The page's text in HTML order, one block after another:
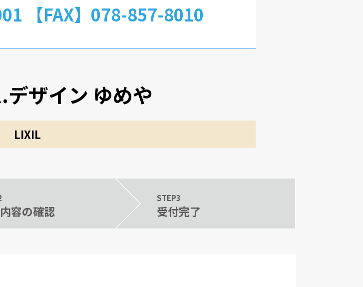
【FAX】078-857-8010
デザイン ゆめや
LIXIL
容の確認
STEP3
受付完了